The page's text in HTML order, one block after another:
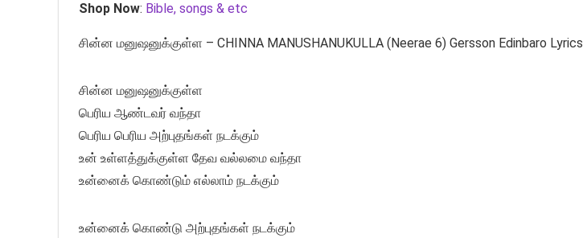
Shop Now: Bible, songs & etc
சின்ன மனுஷனுக்குள்ள – CHINNA MANUSHANUKULLA (Neerae 6) Gersson Edinbaro Lyrics
சின்ன மனுஷனுக்குள்ள
பெரிய ஆண்டவர் வந்தா
பெரிய பெரிய அற்புதங்கள் நடக்கும்
உன் உள்ளத்துக்குள்ள தேவ வல்லமை வந்தா
உன்னைக் கொண்டும் எல்லாம் நடக்கும்
உன்னைக் கொண்டு அற்புதங்கள் நடக்கும்